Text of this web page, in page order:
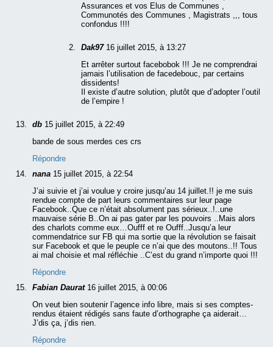
Assurances et vos Elus de Communes ,
Communotés des Communes , Magistrats ,,, tous
confondus !!!!
Dak97 16 juillet 2015, à 13:27
Et arrêter surtout facebobok !!! Je ne comprendrai
jamais l’utilisation de facedebouc, par certains
dissidents!
Il existe d’autre solution, plutôt que d’adopter l’outil
de l’empire !
db 15 juillet 2015, à 22:49
bande de sous merdes ces crs
Répondre
nana 15 juillet 2015, à 22:54
J’ai suivie et j’ai voulue y croire jusqu’au 14 juillet.!! je me suis
rendue compte de part leurs commentaires sur leur page
Facebook..Que ce n’était absolument pas sérieux..!..une
mauvaise série B..On ai pas gater par les pouvoirs ..Mais alors
des charlots comme eux…Oufff et re Oufff..Jusqu’a leur
commendatrice sur FB qui ma sortie que la révolution se faisait
sur Facebook et que le peuple ce n’ai que des moutons..!! Tous
ai mal choisie et mal réfléchie ..C’est du grand n’importe quoi !!!
Répondre
Fabian Daurat 16 juillet 2015, à 00:06
On veut bien soutenir l’agence info libre, mais si ses comptes-
rendus étaient rédigés sans faute d’orthographe ça aiderait…
J’dis ça, j’dis rien.
Répondre